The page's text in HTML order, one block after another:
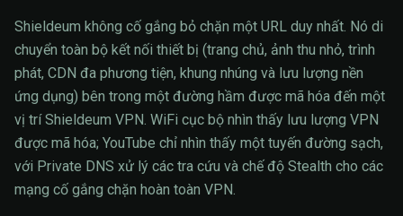
Shieldeum không cố gắng bỏ chặn một URL duy nhất. Nó di
chuyển toàn bộ kết nối thiết bị (trang chủ, ảnh thu nhỏ, trình
phát, CDN đa phương tiện, khung nhúng và lưu lượng nền
ứng dụng) bên trong một đường hầm được mã hóa đến một
vị trí Shieldeum VPN. WiFi cục bộ nhìn thấy lưu lượng VPN
được mã hóa; YouTube chỉ nhìn thấy một tuyến đường sạch,
với Private DNS xử lý các tra cứu và chế độ Stealth cho các
mạng cố gắng chặn hoàn toàn VPN.